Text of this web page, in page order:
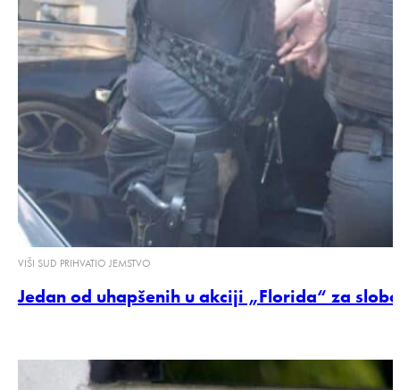
VIŠI SUD PRIHVATIO JEMSTVO
Jedan od uhapšenih u akciji „Florida“ za